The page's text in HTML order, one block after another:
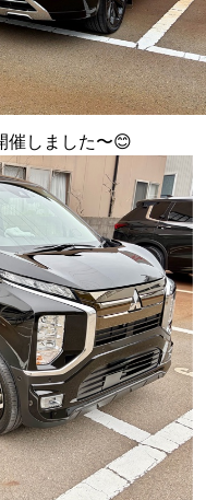
催しました〜😊